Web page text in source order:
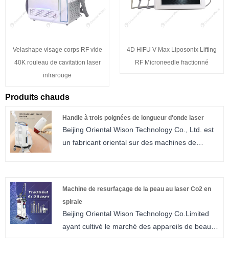
Velashape visage corps RF vide
40K rouleau de cavitation laser
infrarouge
4D HIFU V Max Liposonix Lifting
RF Microneedle fractionné
Produits chauds
Handle à trois poignées de longueur d'onde laser
Beijing Oriental Wison Technology Co., Ltd. est
un fabricant oriental sur des machines de
Laser, HIF, IPL, etc.
Machine de resurfaçage de la peau au laser Co2 en
spirale
Beijing Oriental Wison Technology Co.Limited
ayant cultivé le marché des appareils de beauté